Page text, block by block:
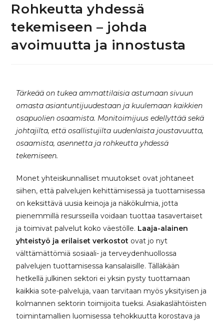
Rohkeutta yhdessä
tekemiseen – johda
avoimuutta ja innostusta
Tärkeää on tukea ammattilaisia astumaan sivuun
omasta asiantuntijuudestaan ja kuulemaan kaikkien
osapuolien osaamista. Monitoimijuus edellyttää sekä
johtajilta, että osallistujilta uudenlaista joustavuutta,
osaamista, asennetta ja rohkeutta yhdessä
tekemiseen.
Monet yhteiskunnalliset muutokset ovat johtaneet
siihen, että palvelujen kehittämisessä ja tuottamisessa
on keksittävä uusia keinoja ja näkökulmia, jotta
pienemmillä resursseilla voidaan tuottaa tasavertaiset
ja toimivat palvelut koko väestölle. Laaja-alainen
yhteistyö ja erilaiset verkostot ovat jo nyt
välttämättömiä sosiaali- ja terveydenhuollossa
palvelujen tuottamisessa kansalaisille. Tälläkään
hetkellä julkinen sektori ei yksin pysty tuottamaan
kaikkia sote-palveluja, vaan tarvitaan myös yksityisen ja
kolmannen sektorin toimijoita tueksi. Asiakaslähtöisten
toimintamallien luomisessa tehokkuutta korostava ja